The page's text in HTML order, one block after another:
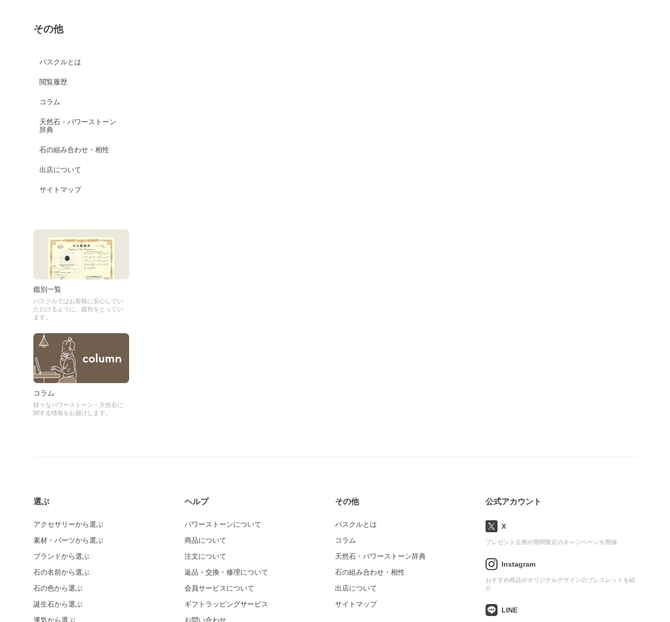
その他
パスクルとは
閲覧履歴
コラム
天然石・パワーストーン
辞典
石の組み合わせ・相性
出店について
サイトマップ
鑑別一覧
パスクルではお客様に安心してい
ただけるように、鑑別をとってい
ます。
コラム
様々なパワーストーン・天然石に
関する情報をお届けします。
選ぶ
アクセサリーから選ぶ
素材・パーツから選ぶ
ブランドから選ぶ
石の名前から選ぶ
石の色から選ぶ
誕生石から選ぶ
運気から選ぶ
ヘルプ
パワーストーンについて
商品について
注文について
返品・交換・修理について
会員サービスについて
ギフトラッピングサービス
お問い合わせ
その他
パスクルとは
コラム
天然石・パワーストーン辞典
石の組み合わせ・相性
出店について
サイトマップ
公式アカウント
X
プレゼント企画や期間限定のキャンペーンを開催
Instagram
おすすめ商品やオリジナルデザインのブレスレットを紹
介
LINE